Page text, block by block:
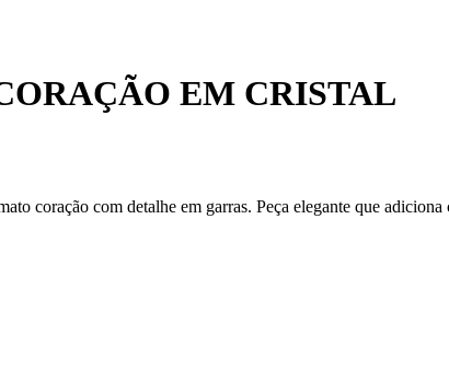
EM CRISTAL
coração com detalhe em garras. Peça elegante que